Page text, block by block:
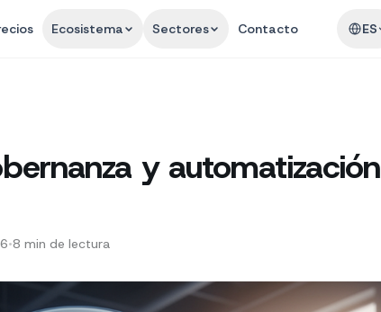
Ecosistema Sectores Contacto ES
y automatización
•8 min de lectura